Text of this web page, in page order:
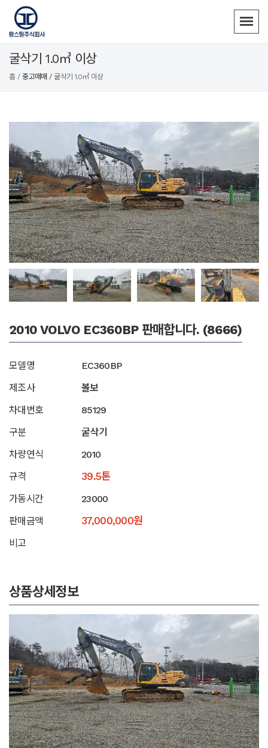
굴삭기 1.0㎥ 이상
홈 / 중고매매 / 굴삭기 1.0㎥ 이상
2010 VOLVO EC360BP 판매합니다. (8666)
모델명
EC360BP
제조사
볼보
차대번호
85129
구분
굴삭기
차량연식
2010
규격
39.5톤
가동시간
23000
판매금액
37,000,000원
비고
상품상세정보